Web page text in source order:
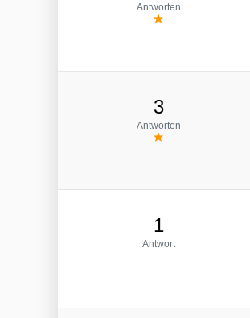
Antworten
3
Antworten
1
Antwort